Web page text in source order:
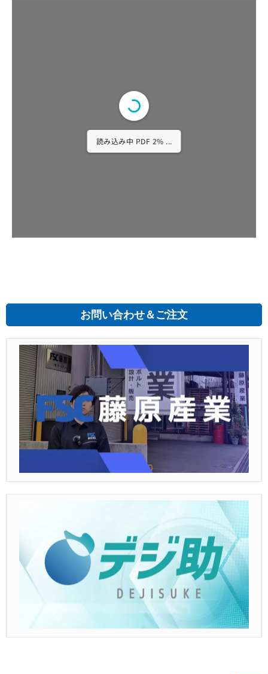
読み込み中 PDF 3% ...
お問い合わせ＆ご注文